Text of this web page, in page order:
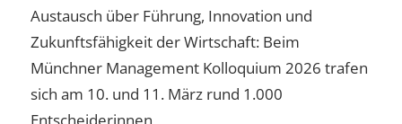
Austausch über Führung, Innovation und
Zukunftsfähigkeit der Wirtschaft: Beim
Münchner Management Kolloquium 2026 trafen
sich am 10. und 11. März rund 1.000
Entscheiderinnen